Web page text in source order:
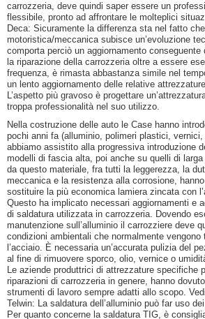
carrozzeria, deve quindi saper essere un
flessibile, pronto ad affrontare le molteplici
Deca: Sicuramente la differenza sta nel fatto
motoristica/meccanica subisce un’evoluzione
comporta perciò un aggiornamento
la riparazione della carrozzeria oltre a essere
frequenza, è rimasta abbastanza simile nel
un lento aggiornamento delle relative
L’aspetto più gravoso è progettare
troppa professionalità nel suo utilizzo.
Nella costruzione delle auto le Case hanno
pochi anni fa (alluminio, polimeri plastici,
abbiamo assistito alla progressiva introduzione
modelli di fascia alta, poi anche su quelli di
da questo materiale, fra tutti la leggerezza, la
meccanica e la resistenza alla corrosione,
sostituire la più economica lamiera zincata con
Questo ha implicato necessari aggiornamenti e
di saldatura utilizzata in carrozzeria. Dovendo
manutenzione sull’alluminio il carrozziere deve
condizioni ambientali che normalmente
l’acciaio. È necessaria un’accurata pulizia del
al fine di rimuovere sporco, olio, vernice o
Le aziende produttrici di attrezzature specifiche
riparazioni di carrozzeria in genere, hanno
strumenti di lavoro sempre adatti allo scopo.
Telwin: La saldatura dell’alluminio può far uso
Per quanto concerne la saldatura TIG, è